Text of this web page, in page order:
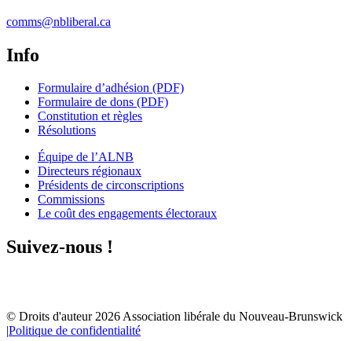
comms@nbliberal.ca
Info
Formulaire d’adhésion (PDF)
Formulaire de dons (PDF)
Constitution et règles
Résolutions
Équipe de l’ALNB
Directeurs régionaux
Présidents de circonscriptions
Commissions
Le coût des engagements électoraux
Suivez-nous !
© Droits d'auteur2026Association libérale du Nouveau-Brunswick
|Politique de confidentialité